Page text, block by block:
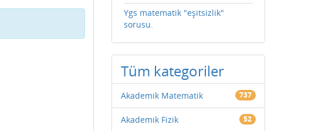
Ygs matematik "eşitsizlik"
sorusu.
Tüm kategoriler
Akademik Matematik 737
Akademik Fizik 52